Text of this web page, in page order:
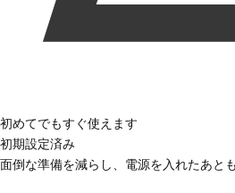
初めてでもすぐ使えます
初期設定済み
面倒な準備を減らし、電源を入れたあと